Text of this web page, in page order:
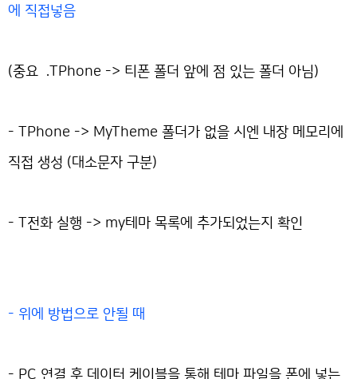
에 직접넣음
(중요 .TPhone -> 티폰 폴더 앞에 점 있는 폴더 아님)
- TPhone -> MyTheme 폴더가 없을 시엔 내장 메모리에
직접 생성 (대소문자 구분)
- T전화 실행 -> my테마 목록에 추가되었는지 확인
- 위에 방법으로 안될 때
- PC 연결 후 데이터 케이블을 통해 테마 파일을 폰에 넣는